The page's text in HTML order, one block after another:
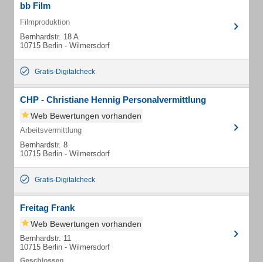
bb Film
Filmproduktion
Bernhardstr. 18 A
10715 Berlin - Wilmersdorf
Gratis-Digitalcheck
CHP - Christiane Hennig Personalvermittlung
Web Bewertungen vorhanden
Arbeitsvermittlung
Bernhardstr. 8
10715 Berlin - Wilmersdorf
Gratis-Digitalcheck
Freitag Frank
Web Bewertungen vorhanden
Bernhardstr. 11
10715 Berlin - Wilmersdorf